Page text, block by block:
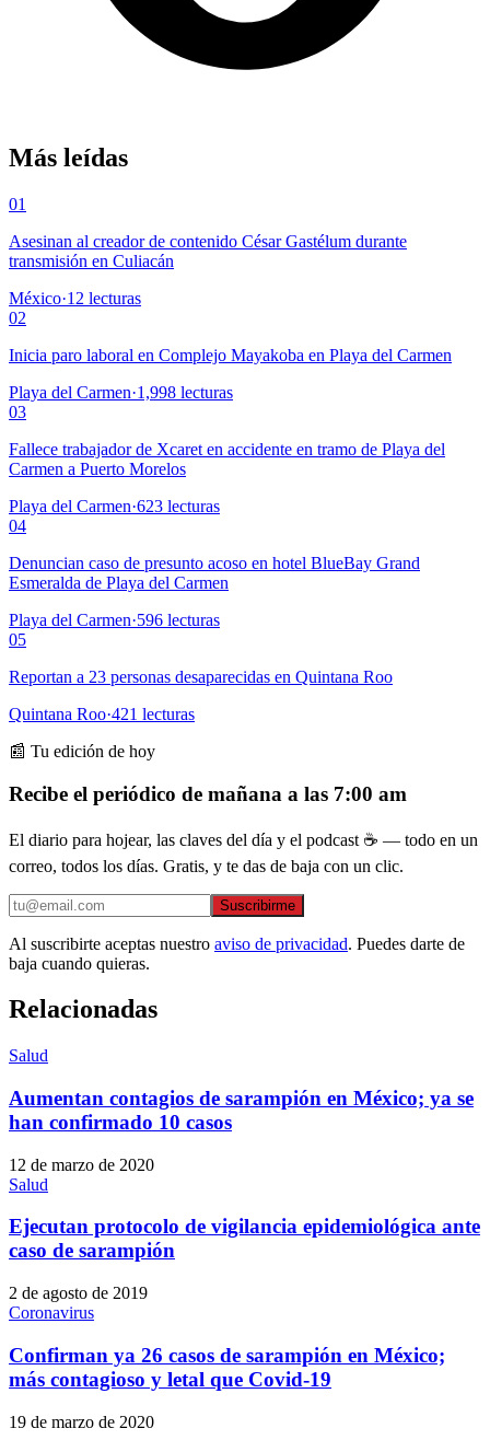
Más leídas
01
Asesinan al creador de contenido César Gastélum durante
transmisión en Culiacán
México·12 lecturas
02
Inicia paro laboral en Complejo Mayakoba en Playa del Carmen
Playa del Carmen·1,998 lecturas
03
Fallece trabajador de Xcaret en accidente en tramo de Playa del
Carmen a Puerto Morelos
Playa del Carmen·623 lecturas
04
Denuncian caso de presunto acoso en hotel BlueBay Grand
Esmeralda de Playa del Carmen
Playa del Carmen·596 lecturas
05
Reportan a 23 personas desaparecidas en Quintana Roo
Quintana Roo·421 lecturas
📰 Tu edición de hoy
Recibe el periódico de mañana a las 7:00 am
El diario para hojear, las claves del día y el podcast ☕ — todo en un
correo, todos los días. Gratis, y te das de baja con un clic.
Suscribirme
Al suscribirte aceptas nuestro aviso de privacidad. Puedes darte de
baja cuando quieras.
Relacionadas
Salud
Aumentan contagios de sarampión en México; ya se
han confirmado 10 casos
12 de marzo de 2020
Salud
Ejecutan protocolo de vigilancia epidemiológica ante
caso de sarampión
2 de agosto de 2019
Coronavirus
Confirman ya 26 casos de sarampión en México;
más contagioso y letal que Covid-19
19 de marzo de 2020